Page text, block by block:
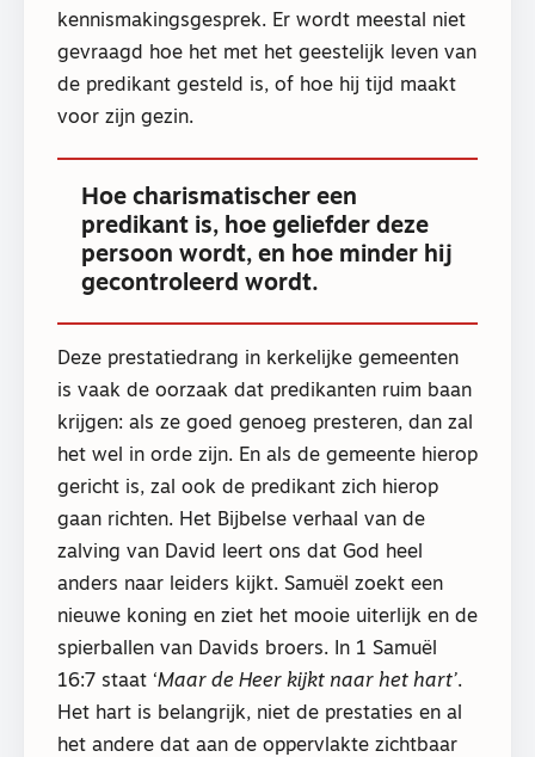
kennismakingsgesprek. Er wordt meestal niet
gevraagd hoe het met het geestelijk leven van
de predikant gesteld is, of hoe hij tijd maakt
voor zijn gezin.
Hoe charismatischer een
predikant is, hoe geliefder deze
persoon wordt, en hoe minder hij
gecontroleerd wordt.
Deze prestatiedrang in kerkelijke gemeenten
is vaak de oorzaak dat predikanten ruim baan
krijgen: als ze goed genoeg presteren, dan zal
het wel in orde zijn. En als de gemeente hierop
gericht is, zal ook de predikant zich hierop
gaan richten. Het Bijbelse verhaal van de
zalving van David leert ons dat God heel
anders naar leiders kijkt. Samuël zoekt een
nieuwe koning en ziet het mooie uiterlijk en de
spierballen van Davids broers. In 1 Samuël
16:7 staat ‘Maar de Heer kijkt naar het hart’.
Het hart is belangrijk, niet de prestaties en al
het andere dat aan de oppervlakte zichtbaar